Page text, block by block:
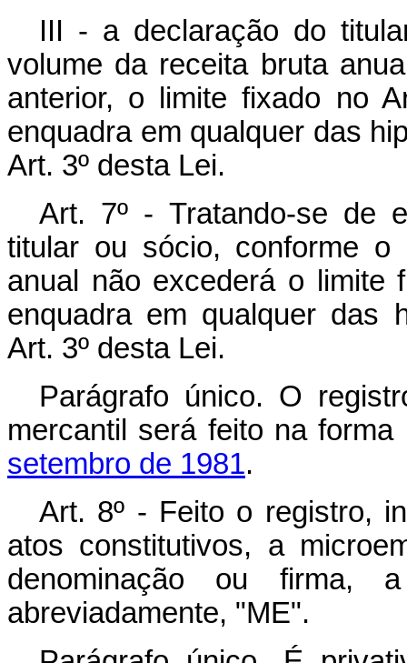
III - a declaração do
volume da receita bruta
anterior, o limite fixado no
enquadra em qualquer das
Art. 3º desta Lei.
Art. 7º - Tratando-se de
titular ou sócio, conforme
anual não excederá o limite
enquadra em qualquer das
Art. 3º desta Lei.
Parágrafo único. O
mercantil será feito na
setembro de 1981.
Art. 8º - Feito o registro,
atos constitutivos, a
denominação ou firma,
abreviadamente, "ME".